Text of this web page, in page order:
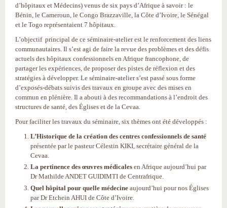
d’hôpitaux et Médecins) venus de six pays d’Afrique à savoir : le
Bénin, le Cameroun, le Congo Brazzaville, la Côte d’Ivoire, le Sénégal
et le Togo représentaient 7 hôpitaux.
L’objectif principal de ce séminaire-atelier est le renforcement des liens
communautaires. Il s’est agi de faire la revue des problèmes et des défis
actuels des hôpitaux confessionnels en Afrique francophone, de
partager les expériences, de proposer des pistes de réflexion et des
stratégies à développer. Le séminaire-atelier s’est passé sous forme
d’exposés-débats suivis des travaux en groupe avec des mises en
commun en plénière. Il a abouti à des recommandations à l’endroit des
structures de santé, des Églises et de la Cevaa.
Pour faciliter les travaux du séminaire, six thèmes ont été développés :
L’Historique de la création des centres confessionnels de santé
présentée par le pasteur Célestin KIKI, secrétaire général de la
Cevaa.
La pertinence des œuvres médicales en Afrique aujourd’hui par
Dr Mathilde ANDET GUIDIMTI de Centrafrique.
Quel hôpital pour quelle médecine aujourd’hui pour nos Églises
par Dr Etchein AHUI de Côte d’Ivoire.